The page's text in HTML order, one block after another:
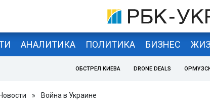
АНАЛИТИКА ПОЛИТИКА БИЗНЕС
ОБСТРЕЛ КИЕВА DRONE DEALS
Новости » Война в Украине